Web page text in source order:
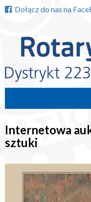
Dołącz do nas na
Internetowa
sztuki